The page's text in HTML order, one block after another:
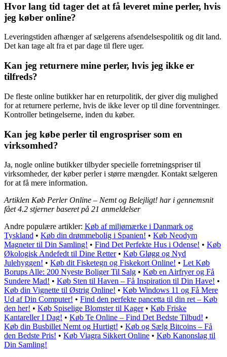
Hvor lang tid tager det at få leveret mine perler, hvis
jeg køber online?
Leveringstiden afhænger af sælgerens afsendelsespolitik og dit land.
Det kan tage alt fra et par dage til flere uger.
Kan jeg returnere mine perler, hvis jeg ikke er
tilfreds?
De fleste online butikker har en returpolitik, der giver dig mulighed
for at returnere perlerne, hvis de ikke lever op til dine forventninger.
Kontroller betingelserne, inden du køber.
Kan jeg købe perler til engrospriser som en
virksomhed?
Ja, nogle online butikker tilbyder specielle forretningspriser til
virksomheder, der køber perler i større mængder. Kontakt sælgeren
for at få mere information.
Artiklen Køb Perler Online – Nemt og Belejligt! har i gennemsnit
fået4.2 stjerner baseret på 21 anmeldelser
Andre populære artikler: Køb af miljømærke i Danmark og
Tyskland • Køb din drømmebolig i Spanien! • Køb Neodym
Magneter til Din Samling! • Find Det Perfekte Hus i Odense! • Køb
Økologisk Andefedt til Dine Retter• Køb Gløgg og Nyd
Julehyggen! • Køb dit Fisketegn og Fiskekort Online! • Let Køb
Borups Alle: 200 Nyeste Boliger Til Salg • Køb en Airfryer og Få
Sundere Mad! • Køb Sten til Haven – Få Inspiration til Din Have! •
Køb din Vignette til Østrig Online! • Køb Windows 11 og Få Mere
Ud af Din Computer! • Find den perfekte pancetta til din ret – Køb
den her! • Køb Spiselige Blomster til Kager• Køb Friske
Kantareller I Dag! • Køb Te Online – Find Det Bedste Tilbud! •
Køb din Busbillet Nemt og Hurtigt! • Køb og Sælg Bitcoins – Få
den Bedste Pris! • Køb Viagra Sikkert Online • Køb Kanonslag til
Din Samling!